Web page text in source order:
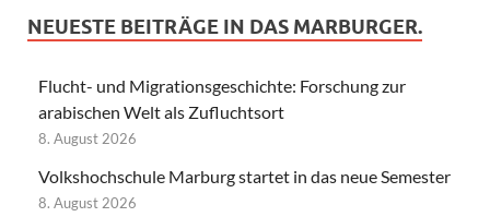
NEUESTE BEITRÄGE IN DAS MARBURGER.
Flucht- und Migrationsgeschichte: Forschung zur
arabischen Welt als Zufluchtsort
8. August 2026
Volkshochschule Marburg startet in das neue Semester
8. August 2026